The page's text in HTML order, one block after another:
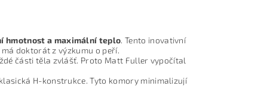
hmotnost a maximální teplo. Tento inovativní
doktorát z výzkumu o peří.
části těla zvlášť. Proto Matt Fuller vypočítal
H-konstrukce. Tyto komory minimalizují